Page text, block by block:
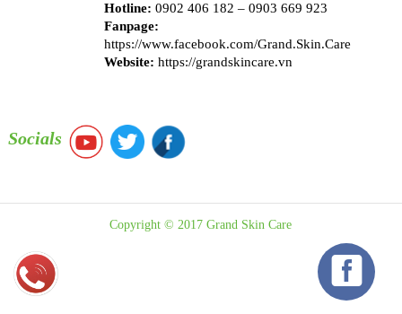
Hotline: 0902 406 182 – 0903 669 923
Fanpage:
https://www.facebook.com/Grand.Skin.Care
Website: https://grandskincare.vn
Socials
Copyright © 2017 Grand Skin Care